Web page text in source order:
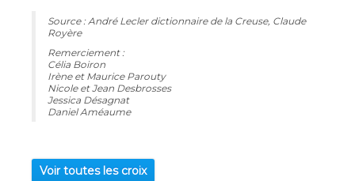
Source : André Lecler dictionnaire de la Creuse, Claude
Royère
Remerciement :
Célia Boiron
Irène et Maurice Parouty
Nicole et Jean Desbrosses
Jessica Désagnat
Daniel Améaume
Voir toutes les croix